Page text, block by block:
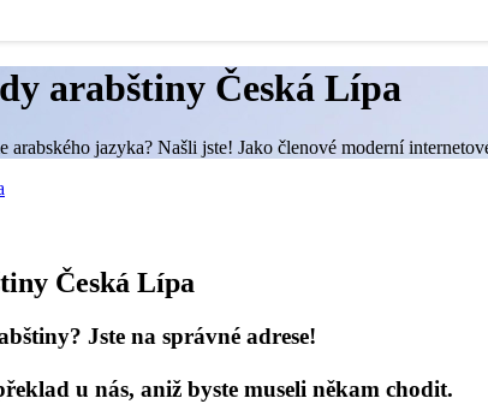
arabštiny Česká Lípa
arabského jazyka? Našli jste! Jako členové moderní
Česká Lípa
Jste na správné adrese!
u nás, aniž byste museli někam chodit.